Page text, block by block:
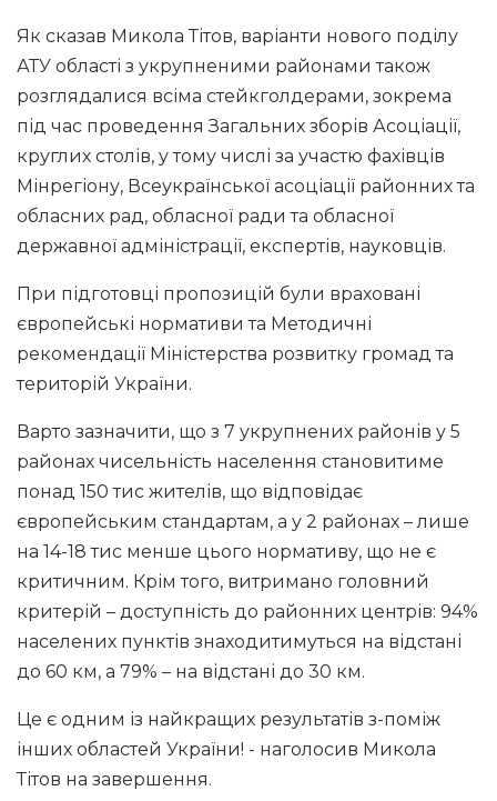
Як сказав Микола Тітов, варіанти нового поділу
АТУ області з укрупненими районами також
розглядалися всіма стейкголдерами, зокрема
під час проведення Загальних зборів Асоціації,
круглих столів, у тому числі за участю фахівців
Мінрегіону, Всеукраїнської асоціації районних та
обласних рад, обласної ради та обласної
державної адміністрації, експертів, науковців.
При підготовці пропозицій були враховані
європейські нормативи та Методичні
рекомендації Міністерства розвитку громад та
територій України.
Варто зазначити, що з 7 укрупнених районів у 5
районах чисельність населення становитиме
понад 150 тис жителів, що відповідає
європейським стандартам, а у 2 районах – лише
на 14-18 тис менше цього нормативу, що не є
критичним. Крім того, витримано головний
критерій – доступність до районних центрів: 94%
населених пунктів знаходитимуться на відстані
до 60 км, а 79% – на відстані до 30 км.
Це є одним із найкращих результатів з-поміж
інших областей України! - наголосив Микола
Тітов на завершення.